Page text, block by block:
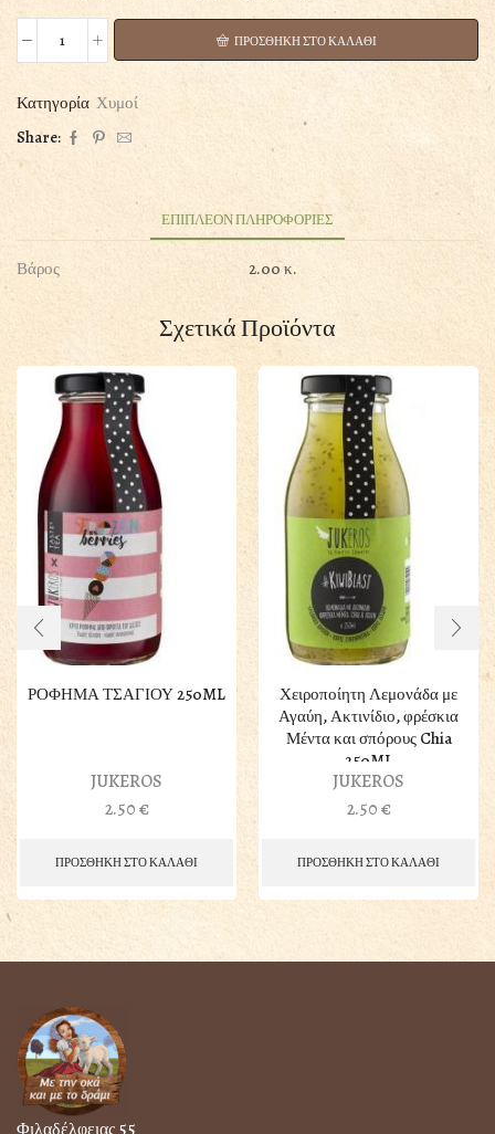
ΛΕΜΟΝΑΔΑ
ΦΡΟΥΤΑ
ΔΑΣΟΥΣ
ΣΥΜΠΥΚΝΩΜΕΝΟΣ
STEVIA)
ΠΡΟΣΘΗΚΗ ΣΤΟ ΚΑΛΑΘΙ
Κατηγορία Χυμοί
Share:
ΕΠΙΠΛΕΟΝ ΠΛΗΡΟΦΟΡΙΕΣ
Βάρος 2.00 κ.
Σχετικά Προϊόντα
ΡΟΦΗΜΑ ΤΣΑΓΙΟΥ 250ML
JUKEROS
2.50€
ΠΡΟΣΘΗΚΗ ΣΤΟ ΚΑΛΑΘΙ
Χειροποίητη Λεμονάδα με
Αγαύη, Ακτινίδιο, φρέσκια
Μέντα και σπόρους Chia
250ML
JUKEROS
2.50€
ΠΡΟΣΘΗΚΗ ΣΤΟ ΚΑΛΑΘΙ